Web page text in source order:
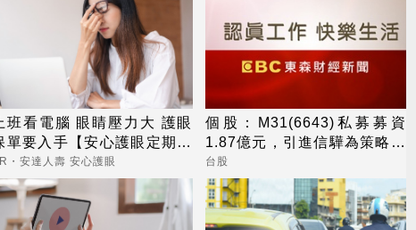
班看電腦 眼睛壓力大 護眼
單要入手【安心護眼定期眼
險】
・安達人壽 安心護眼
個股：M31(6643)私募募資
1.87億元，引進信驊為策略性
投資人
台股